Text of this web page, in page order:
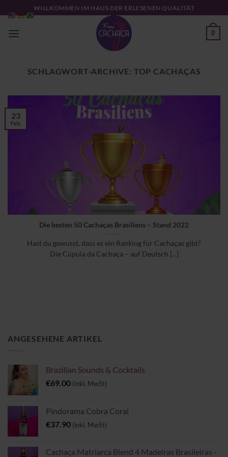
Inhalt
springen
WILLKOMMEN IM HAUS DER ERLESENEN QUALITÄT
0
SCHLAGWORT-ARCHIVE: TOP CACHAÇAS
Die besten 50 Cachaças Brasiliens – Stand 2022
Hast du gewusst, dass es ein Ranking für Cachaças gibt?
Die Cúpula da Cachaça – auf Deutsch [...]
23
Feb.
ANGESEHENE ARTIKEL
Brazilian Sounds & Cocktails
€69.00 (inkl. MwSt)
Pindorama Cobra Coral
€37.90 (inkl. MwSt)
Cachaça Matriarca Blend 4 Madeiras Brasileiras -